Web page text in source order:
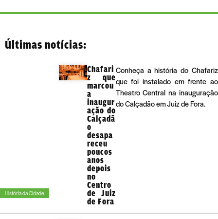
Últimas notícias:
História da Cidade
Chafari
z que
marcou
a
inaugur
ação do
Calçadã
o
desapa
receu
poucos
anos
depois
no
Centro
de Juiz
de Fora
Conheça a história do Chafariz
que foi instalado em frente ao
Theatro Central na inauguração
do Calçadão em Juiz de Fora.